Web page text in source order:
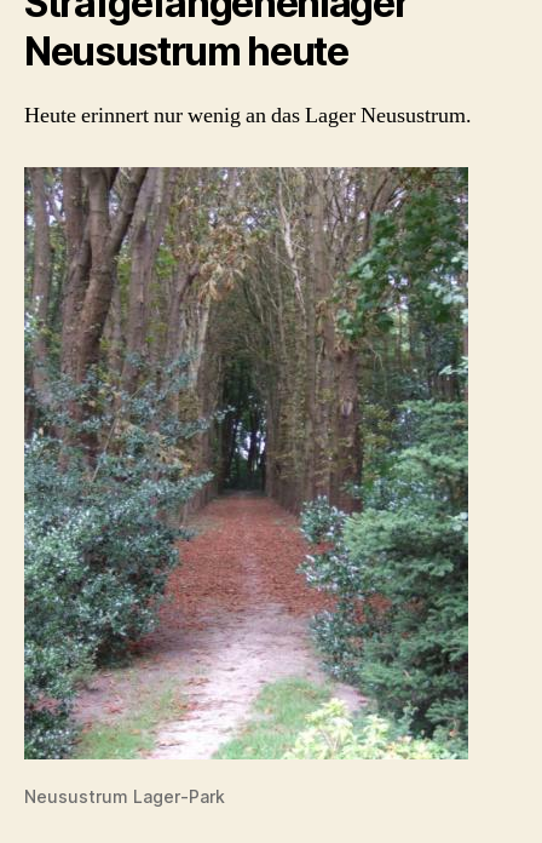
Neusustrum heute
Heute erinnert nur wenig an das Lager Neusustrum.
Neusustrum Lager-Park